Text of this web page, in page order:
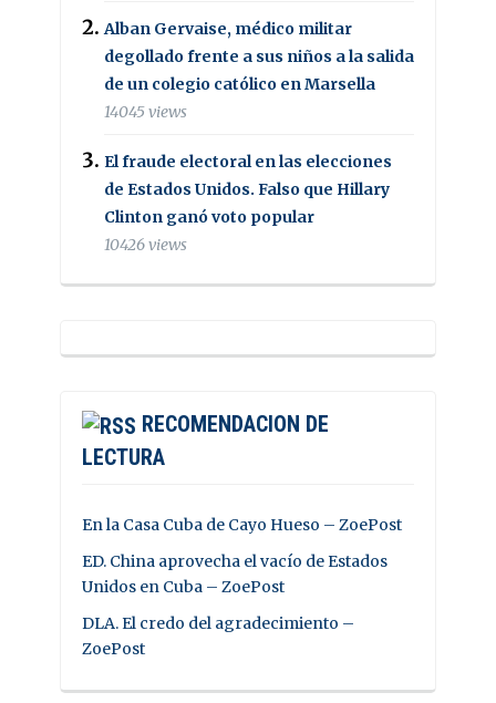
Alban Gervaise, médico militar
degollado frente a sus niños a la salida
de un colegio católico en Marsella
14045 views
El fraude electoral en las elecciones
de Estados Unidos. Falso que Hillary
Clinton ganó voto popular
10426 views
RECOMENDACION DE
LECTURA
En la Casa Cuba de Cayo Hueso – ZoePost
ED. China aprovecha el vacío de Estados
Unidos en Cuba – ZoePost
DLA. El credo del agradecimiento –
ZoePost